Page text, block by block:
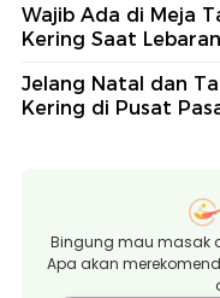
Wajib Ada di Meja
Kering Saat Lebaran
Jelang Natal dan
Kering di Pusat
Bingung mau masak
Apa akan